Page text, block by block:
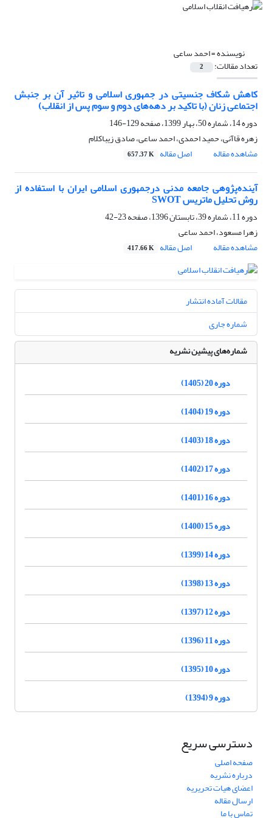
نویسنده =احمد ساعی
تعداد مقالات: 2
کاهش شکاف جنسیتی در جمهوری اسلامی و تاثیر آن بر جنبش
اجتماعی زنان (با تاکید بر دهه‌های دوم و سوم پس از انقلاب)
دوره 14، شماره 50، بهار 1399، صفحه
129-146
زهره قاآنی، حمید احمدی، احمد ساعی، صادق زیباکلام
مشاهده مقاله
اصل مقاله 657.37 K
آینده‌پژوهی جامعه مدنی درجمهوری اسلامی ایران با استفاده از
روش تحلیل ماتریس SWOT
دوره 11، شماره 39، تابستان 1396، صفحه
23-42
زهرا مسعود، احمد ساعی
مشاهده مقاله
اصل مقاله 417.66 K
مقالات آماده انتشار
شماره جاری
شماره‌های پیشین نشریه
دوره 20 (1405)
دوره 19 (1404)
دوره 18 (1403)
دوره 17 (1402)
دوره 16 (1401)
دوره 15 (1400)
دوره 14 (1399)
دوره 13 (1398)
دوره 12 (1397)
دوره 11 (1396)
دوره 10 (1395)
دوره 9 (1394)
دسترسی سریع
صفحه اصلی
درباره نشریه
اعضای هیات تحریریه
ارسال مقاله
تماس با ما